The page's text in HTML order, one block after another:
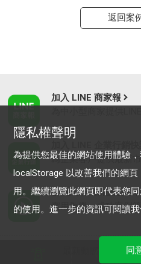
返回案
加入 LINE 商家報
為企業客戶提供最新
LINE Biz-Solutions
實用教學、成功案例
服務
隱私權聲明
為提供您最佳的網站使用體驗
localStorage 以改善我們的網
用。繼續瀏覽此網頁即代表您
的使用。進一步的資訊可閱讀
同